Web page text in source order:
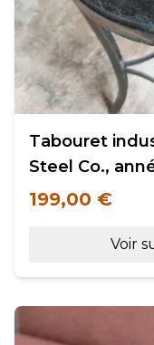
Tabouret
Steel Co.,
199,00 €
Voir